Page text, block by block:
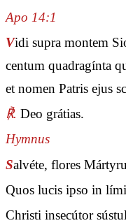
Apo 14:1
Vidi supra montem
centum quadragínta
et nomen Patris ejus
℟. Deo grátias.
Hymnus
Salvéte, flores
Quos lucis ipso in
Christi insecútor